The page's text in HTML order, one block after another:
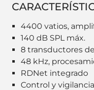
4400 vatios,
140 dB SPL máx.
8 transductores
48 kHz,
RDNet integrado
Control y